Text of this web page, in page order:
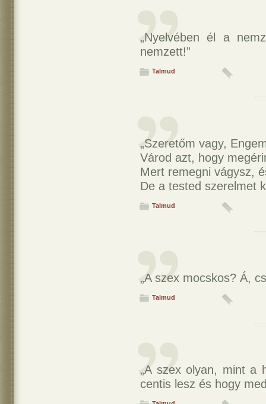
„Nyelvében él a
nemzett!”
Talmud
„Szeretőm vagy,
Várod azt, hogy
Mert remegni vágysz,
De a tested szerelmet
Talmud
„A szex mocskos? Á,
Talmud
„A szex olyan, mint a
centis lesz és hogy